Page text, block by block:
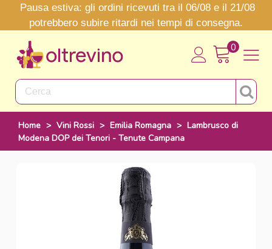
Pausa estiva: gli ordini ricevuti tra il 06/08 e il 21/08
potrebbero subire ritardi nei tempi di consegna.
0
Home > Vini Rossi > Emilia Romagna > Lambrusco di
Modena DOP dei Tenori - Tenute Campana